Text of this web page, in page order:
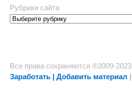
Рубрики сайта
Все права сохраняются ®2009-2023
Заработать | Добавить материал |